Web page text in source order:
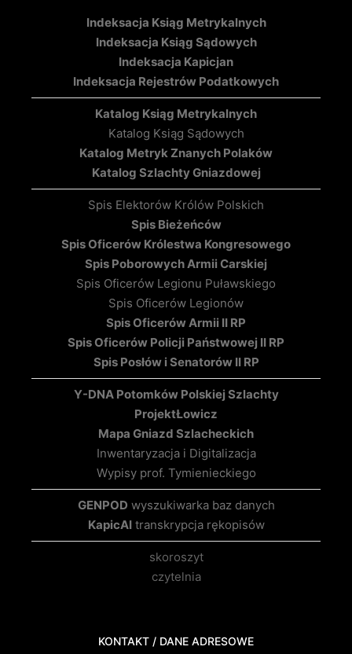
Indeksacja Ksiąg Metrykalnych
Indeksacja Ksiąg Sądowych
Indeksacja Kapicjan
Indeksacja Rejestrów Podatkowych
Katalog Ksiąg Metrykalnych
Katalog Ksiąg Sądowych
Katalog Metryk Znanych Polaków
Katalog Szlachty Gniazdowej
Spis Elektorów Królów Polskich
Spis Bieżeńców
Spis Oficerów Królestwa Kongresowego
Spis Poborowych Armii Carskiej
Spis Oficerów Legionu Puławskiego
Spis Oficerów Legionów
Spis Oficerów Armii II RP
Spis Oficerów Policji Państwowej II RP
Spis Posłów i Senatorów II RP
Y-DNA Potomków Polskiej Szlachty
ProjektŁowicz
Mapa Gniazd Szlacheckich
Inwentaryzacja i Digitalizacja
Wypisy prof. Tymienieckiego
GENPOD wyszukiwarka baz danych
KapicAItranskrypcja rękopisów
skoroszyt
czytelnia
KONTAKT / DANE ADRESOWE